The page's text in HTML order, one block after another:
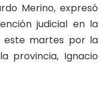
Merino, expresó
judicial en la
este martes por la
provincia, Ignacio